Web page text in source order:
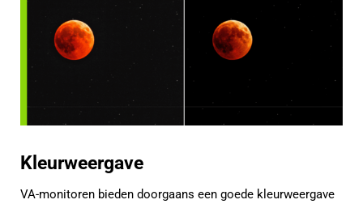
Kleurweergave
VA-monitoren bieden doorgaans een goede kleurweergave